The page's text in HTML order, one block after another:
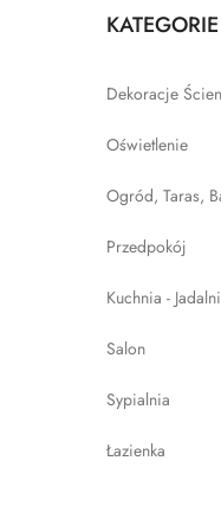
KATEGORIE
Dekoracje
Oświetlenie
Ogród, Taras,
Przedpokój
Kuchnia -
Salon
Sypialnia
Łazienka